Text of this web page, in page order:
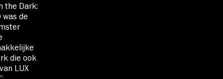
the Dark:
was de
die ook
LUX